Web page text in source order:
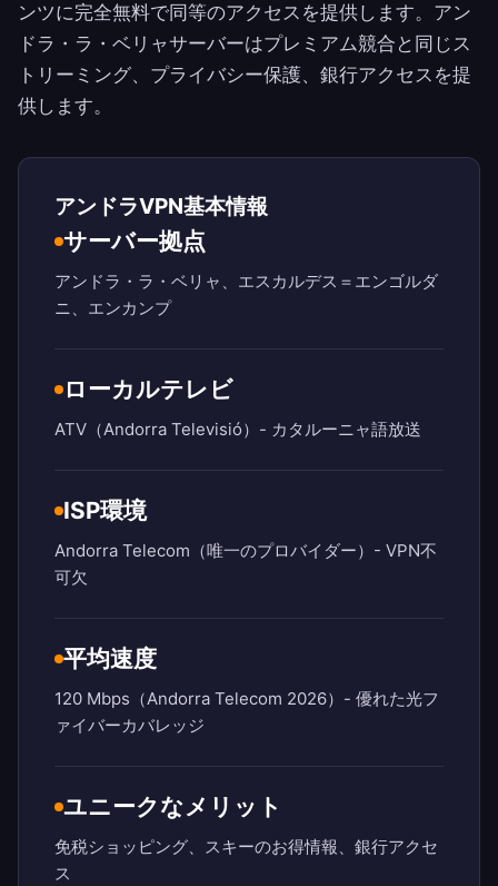
ンツに完全無料で同等のアクセスを提供します。アン
ドラ・ラ・ベリャサーバーはプレミアム競合と同じス
トリーミング、プライバシー保護、銀行アクセスを提
供します。
アンドラVPN基本情報
サーバー拠点
アンドラ・ラ・ベリャ、エスカルデス＝エンゴルダ
ニ、エンカンプ
ローカルテレビ
ATV（Andorra Televisió）- カタルーニャ語放送
ISP環境
Andorra Telecom（唯一のプロバイダー）- VPN不
可欠
平均速度
120 Mbps（Andorra Telecom 2026）- 優れた光フ
ァイバーカバレッジ
ユニークなメリット
免税ショッピング、スキーのお得情報、銀行アクセ
ス